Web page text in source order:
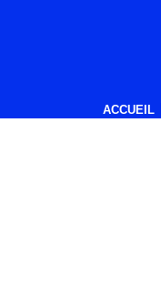
ACCUEIL